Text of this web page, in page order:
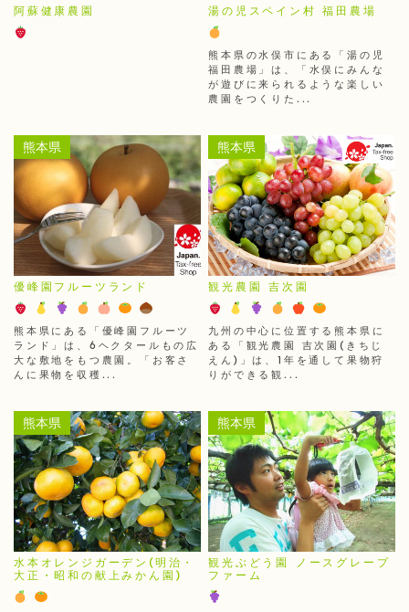
阿蘇健康農園 湯の児スペイン村 福田農場
熊本県の水俣市にある「湯の児
福田農場」は、「水俣にみんな
が遊びに来られるような楽しい
農園をつくりた...
熊本県
優峰園フルーツランド
熊本県にある「優峰園フルーツ
ランド」は、6ヘクタールもの広
大な敷地をもつ農園。「お客さ
んに果物を収穫...
熊本県
観光農園 吉次園
九州の中心に位置する熊本県に
ある「観光農園 吉次園(きちじ
えん)」は、1年を通して果物狩
りができる観...
熊本県
水本オレンジガーデン(明治・
大正・昭和の献上みかん園)
熊本県
観光ぶどう園 ノースグレープ
ファーム